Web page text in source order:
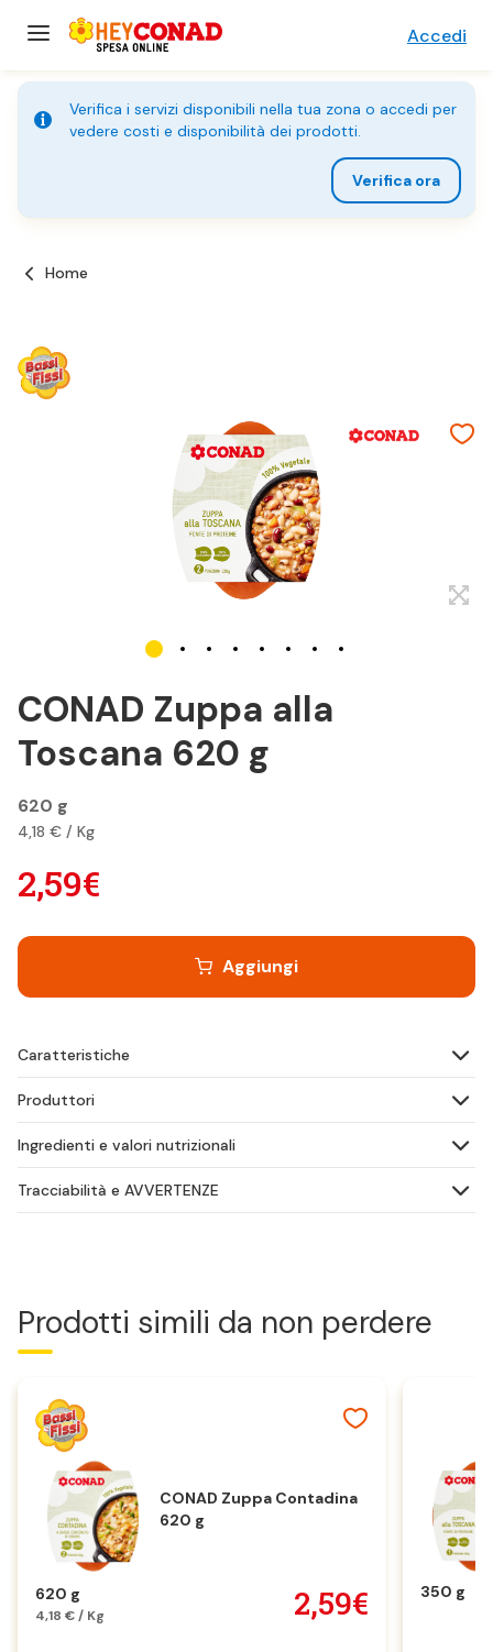
Accedi
Verifica i servizi disponibili nella tua zona o accedi per
vedere costi e disponibilità dei prodotti.
Verifica ora
Home
CONAD Zuppa alla
Toscana 620 g
620 g
4,18 € / Kg
2,59€
Aggiungi
Caratteristiche
Produttori
Ingredienti e valori nutrizionali
Tracciabilità e AVVERTENZE
Prodotti simili da non perdere
CONAD Zuppa Contadina
620 g
620 g
4,18 € / Kg 2,59€ 350 g